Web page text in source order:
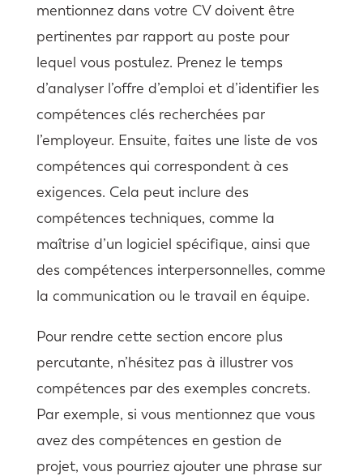
mentionnez dans votre CV doivent être
pertinentes par rapport au poste pour
lequel vous postulez. Prenez le temps
d’analyser l’offre d’emploi et d’identifier les
compétences clés recherchées par
l’employeur. Ensuite, faites une liste de vos
compétences qui correspondent à ces
exigences. Cela peut inclure des
compétences techniques, comme la
maîtrise d’un logiciel spécifique, ainsi que
des compétences interpersonnelles, comme
la communication ou le travail en équipe.
Pour rendre cette section encore plus
percutante, n’hésitez pas à illustrer vos
compétences par des exemples concrets.
Par exemple, si vous mentionnez que vous
avez des compétences en gestion de
projet, vous pourriez ajouter une phrase sur